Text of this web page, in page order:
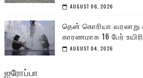
AUGUST 06, 2026
தென் கொரியா
காரணமாக 16 பேர்
AUGUST 04, 2026
ஐரோப்பா